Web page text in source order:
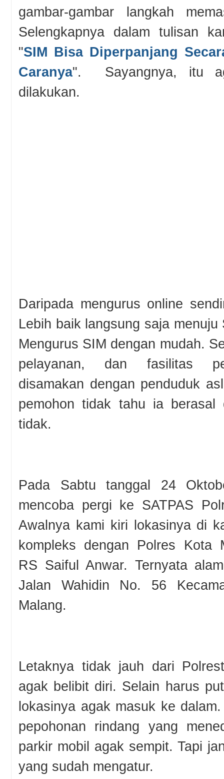
gambar-gambar langkah
Selengkapnya dalam tulisan
"SIM Bisa Diperpanjang
Caranya". Sayangnya, itu
dilakukan.
Daripada mengurus online
Lebih baik langsung saja menuju
Mengurus SIM dengan mudah.
pelayanan, dan fasilitas
disamakan dengan penduduk
pemohon tidak tahu ia berasal
tidak.
Pada Sabtu tanggal 24
mencoba pergi ke SATPAS
Awalnya kami kiri lokasinya di
kompleks dengan Polres Kota
RS Saiful Anwar. Ternyata
Jalan Wahidin No. 56
Malang.
Letaknya tidak jauh dari
agak belibit diri. Selain harus
lokasinya agak masuk ke
pepohonan rindang yang
parkir mobil agak sempit. Tapi
yang sudah mengatur.